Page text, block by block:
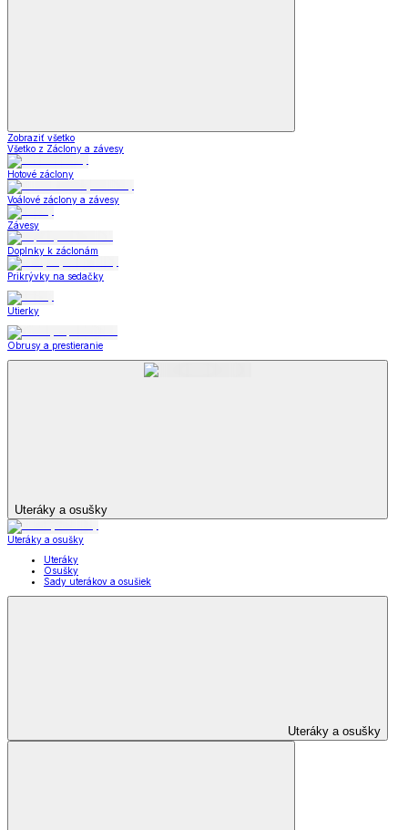
Zobraziť všetko
Všetko z Záclony a závesy
Hotové záclony
Voálové záclony a závesy
Závesy
Doplnky k záclonám
Prikrývky na sedačky
Utierky
Obrusy a prestieranie
Uteráky a osušky
Uteráky a osušky
Uteráky
Osušky
Sady uterákov a osušiek
Uteráky a osušky